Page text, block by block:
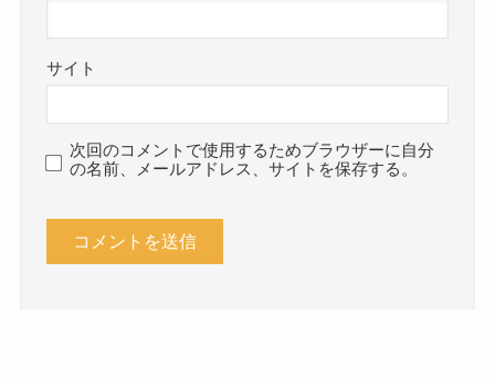
サイト
次回のコメントで使用するためブラウザーに自分
の名前、メールアドレス、サイトを保存する。